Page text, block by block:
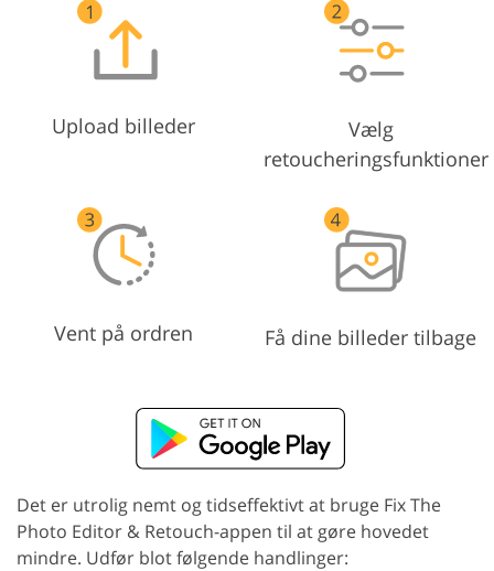
Upload billeder
Vælg
retoucheringsfunktioner
Vent på ordren Få dine billeder tilbage
Det er utrolig nemt og tidseffektivt at bruge Fix The
Photo Editor & Retouch-appen til at gøre hovedet
mindre. Udfør blot følgende handlinger: